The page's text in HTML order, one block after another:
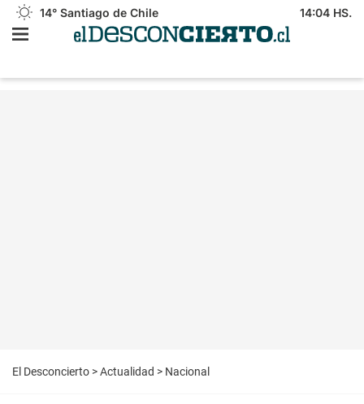
14° Santiago de Chile 14:04 HS.
El Desconcierto >Actualidad > Nacional